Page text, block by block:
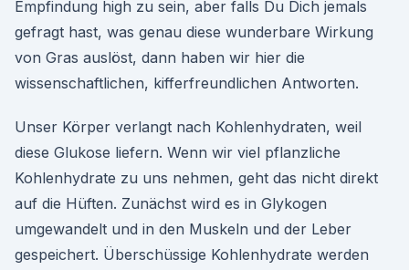
Empfindung high zu sein, aber falls Du Dich jemals
gefragt hast, was genau diese wunderbare Wirkung
von Gras auslöst, dann haben wir hier die
wissenschaftlichen, kifferfreundlichen Antworten.
Unser Körper verlangt nach Kohlenhydraten, weil
diese Glukose liefern. Wenn wir viel pflanzliche
Kohlenhydrate zu uns nehmen, geht das nicht direkt
auf die Hüften. Zunächst wird es in Glykogen
umgewandelt und in den Muskeln und der Leber
gespeichert. Überschüssige Kohlenhydrate werden